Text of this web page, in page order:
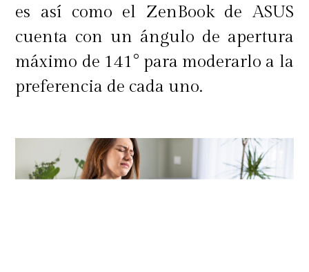
es así como el ZenBook de ASUS
cuenta con un ángulo de apertura
máximo de 141° para moderarlo a la
preferencia de cada uno.